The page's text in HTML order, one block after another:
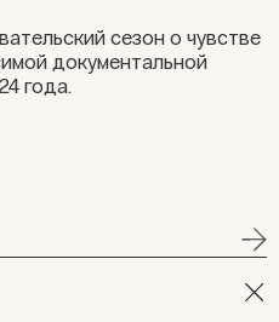
сезон о чувстве
документальной
года.